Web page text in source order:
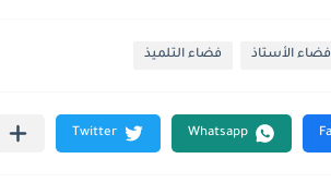
فضاء الأستاذ فضاء التلميذ